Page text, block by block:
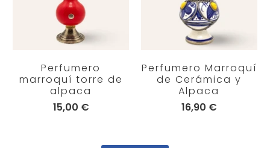
Perfumero
marroquí torre de
alpaca
15,00 €
Perfumero Marroquí
de Cerámica y
Alpaca
16,90 €